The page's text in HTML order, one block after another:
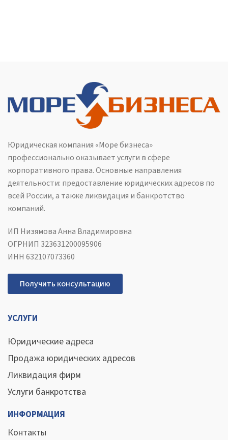
Юридическая компания «Море бизнеса»
профессионально оказывает услуги в сфере
корпоративного права. Основные направления
деятельности: предоставление юридических адресов по
всей России, а также ликвидация и банкротство
компаний.
ИП Низямова Анна Владимировна
ОГРНИП 323631200095906
ИНН 632107073360
Получить консультацию
УСЛУГИ
Юридические адреса
Продажа юридических адресов
Ликвидация фирм
Услуги банкротства
ИНФОРМАЦИЯ
Контакты